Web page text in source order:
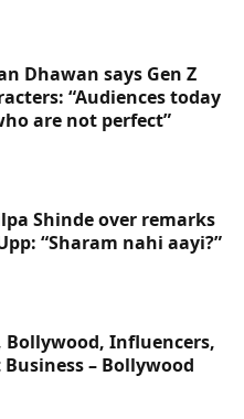
Dhawan says Gen Z
“Audiences today
are not perfect”
Shinde over remarks
“Sharam nahi aayi?”
Influencers,
– Bollywood